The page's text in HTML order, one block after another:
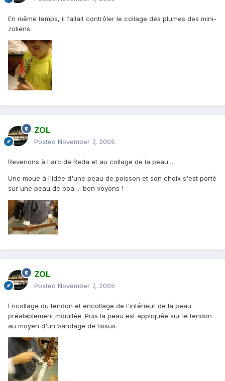
En même temps, il fallait contrôler le collage des plumes des mini-
zoliens.
ZOL
Posted November 7, 2005
Revenons à l'arc de Reda et au collage de la peau ...
Une moue à l'idée d'une peau de poisson et son choix s'est porté
sur une peau de boa ... ben voyons !
ZOL
Posted November 7, 2005
Encollage du tendon et encollage de l'intérieur de la peau
préalablement mouillée. Puis la peau est appliquée sur le tendon
au moyen d'un bandage de tissus.